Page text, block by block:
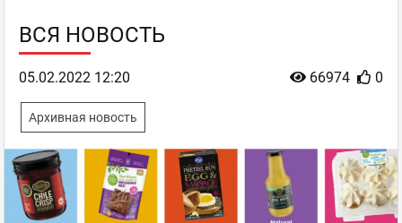
ВСЯ НОВОСТЬ
66974 0
05.02.2022 12:20
Архивная новость